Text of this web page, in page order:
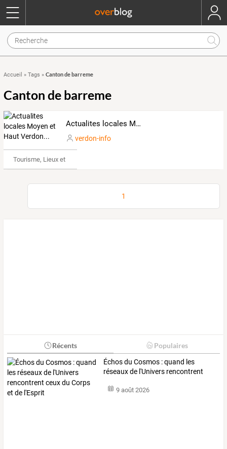
Accueil » Tags » Canton de barreme
Canton de barreme
Actualites locales Moyen et Haut Verdon...
verdon-info
Tourisme, Lieux et Événements
1
Récents Populaires
Échosdu Cosmos :quand les
réseauxde l'Univers rencontrent
9 août 2026